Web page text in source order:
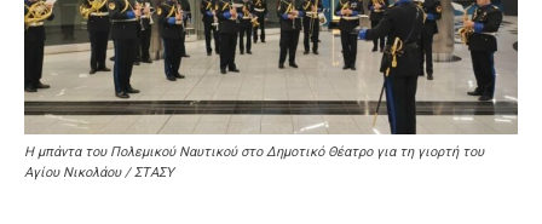
Η μπάντα του Πολεμικού Ναυτικού στο Δημοτικό Θέατρο για τη γιορτή του
Αγίου Νικολάου / ΣΤΑΣΥ